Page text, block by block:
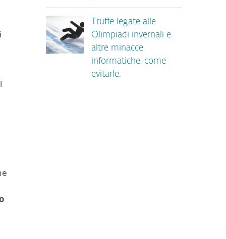
Truffe legate alle
Olimpiadi invernali e
altre minacce
informatiche, come
evitarle.